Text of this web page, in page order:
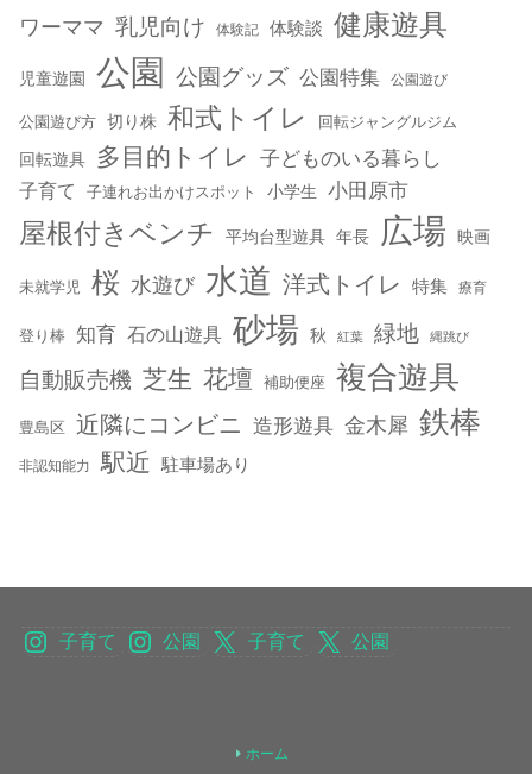
ワーママ 乳児向け 体験記 体験談 健康遊具
児童遊園 公園 公園グッズ 公園特集 公園遊び
公園遊び方 切り株 和式トイレ 回転ジャングルジム
回転遊具 多目的トイレ 子どものいる暮らし
子育て 子連れお出かけスポット 小学生 小田原市
屋根付きベンチ 平均台型遊具 年長 広場 映画
未就学児 桜 水遊び 水道 洋式トイレ 特集 療育
登り棒 知育 石の山遊具 砂場 秋 紅葉 緑地 縄跳び
自動販売機 芝生 花壇 補助便座 複合遊具
豊島区 近隣にコンビニ 造形遊具 金木犀 鉄棒
非認知能力 駅近 駐車場あり
子育て 公園 子育て 公園
ホーム